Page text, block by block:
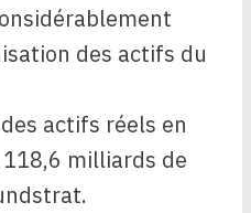
des actifs du
actifs réels en
118,6 milliards de